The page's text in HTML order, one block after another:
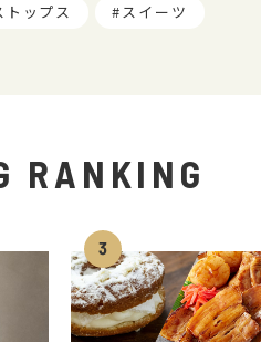
トップス スイーツ
RANKING